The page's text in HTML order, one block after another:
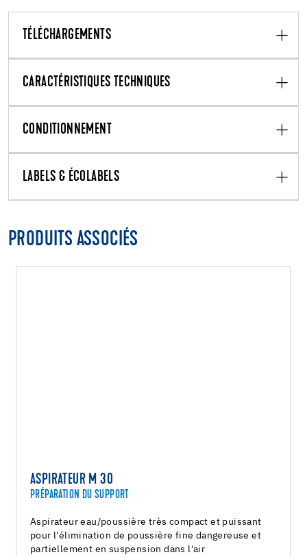
TÉLÉCHARGEMENTS
CARACTÉRISTIQUES TECHNIQUES
CONDITIONNEMENT
LABELS & ÉCOLABELS
PRODUITS ASSOCIÉS
ASPIRATEUR M 30
PRÉPARATION DU SUPPORT
Aspirateur eau/poussière très compact et puissant
pour l'élimination de poussière fine dangereuse et
partiellement en suspension dans l'air